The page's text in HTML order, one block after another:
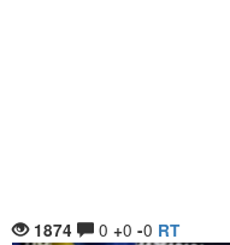
1874 0 +0 -0 RT